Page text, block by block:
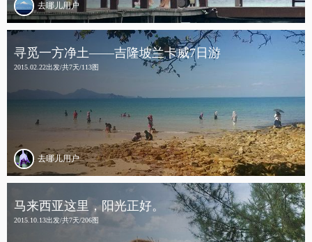
去哪儿用户
寻觅一方净土——吉隆坡兰卡威7日游
2015.02.22出发/共7天/113图
去哪儿用户
马来西亚这里，阳光正好。
2015.10.13出发/共7天/206图